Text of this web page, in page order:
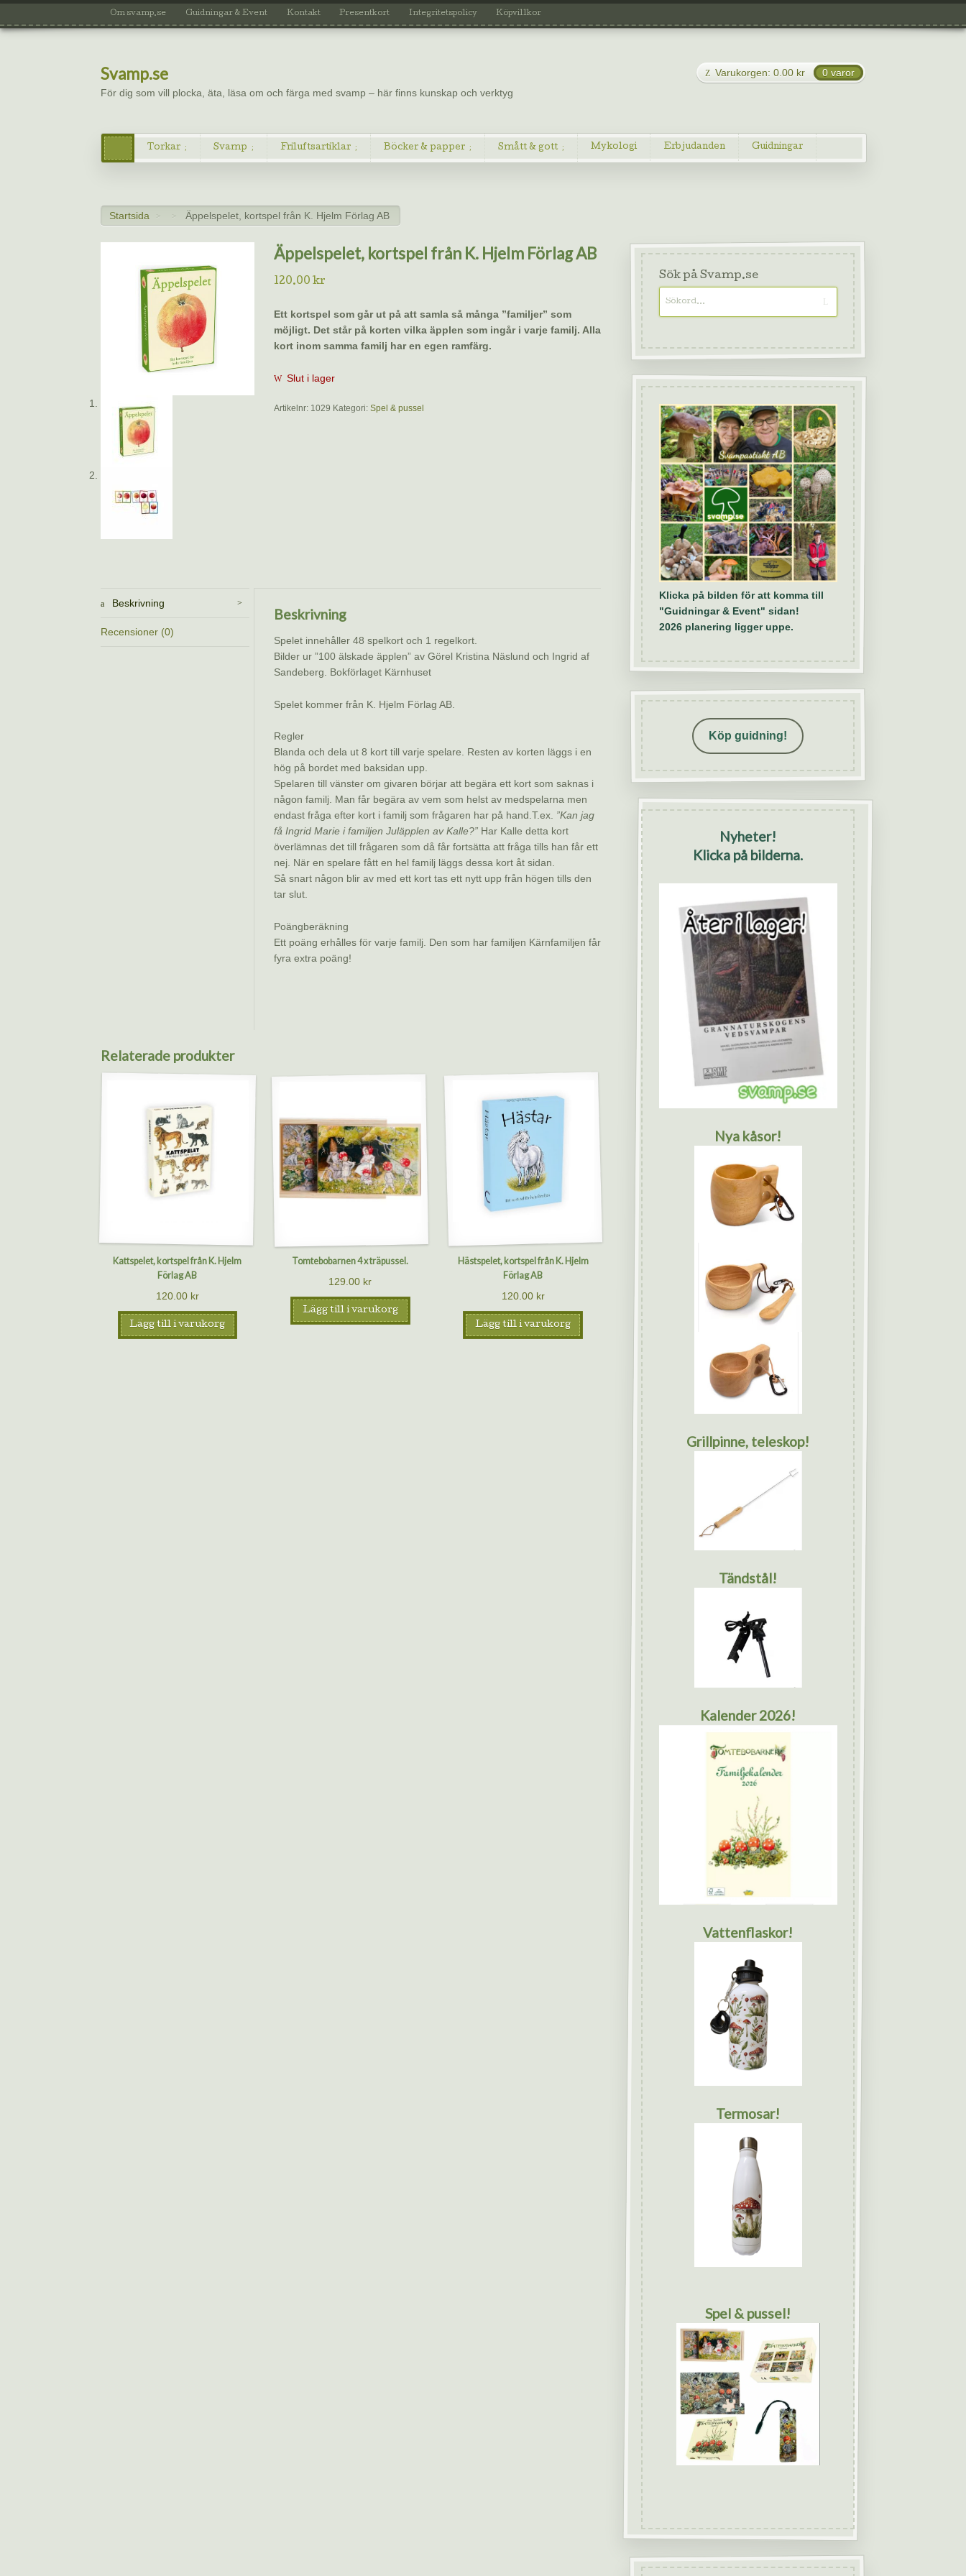
Om svamp.se Guidningar & Event Kontakt Presentkort Integritetspolicy Köpvillkor
Svamp.se
För dig som vill plocka, äta, läsa om och färga med svamp – här finns kunskap och verktyg
Varukorgen: 0.00 kr 0 varor
Torkar Svamp Friluftsartiklar Böcker & papper Smått & gott Mykologi Erbjudanden Guidningar
Startsida > > Äppelspelet, kortspel från K. Hjelm Förlag AB
Äppelspelet, kortspel från K. Hjelm Förlag AB
120.00 kr
Ett kortspel som går ut på att samla så många ”familjer” som
möjligt. Det står på korten vilka äpplen som ingår i varje familj. Alla
kort inom samma familj har en egen ramfärg.
Slut i lager
Artikelnr: 1029 Kategori: Spel & pussel
Beskrivning
Recensioner (0)
Beskrivning
Spelet innehåller 48 spelkort och 1 regelkort.
Bilder ur ”100 älskade äpplen” av Görel Kristina Näslund och Ingrid af
Sandeberg. Bokförlaget Kärnhuset
Spelet kommer från K. Hjelm Förlag AB.
Regler
Blanda och dela ut 8 kort till varje spelare. Resten av korten läggs i en
hög på bordet med baksidan upp.
Spelaren till vänster om givaren börjar att begära ett kort som saknas i
någon familj. Man får begära av vem som helst av medspelarna men
endast fråga efter kort i familj som frågaren har på hand.T.ex. ”Kan jag
få Ingrid Marie i familjen Juläpplen av Kalle?”Har Kalle detta kort
överlämnas det till frågaren som då får fortsätta att fråga tills han får ett
nej. När en spelare fått en hel familj läggs dessa kort åt sidan.
Så snart någon blir av med ett kort tas ett nytt upp från högen tills den
tar slut.
Poängberäkning
Ett poäng erhålles för varje familj. Den som har familjen Kärnfamiljen får
fyra extra poäng!
Relaterade produkter
Kattspelet, kortspel från K. Hjelm
Förlag AB
120.00 kr
Lägg till i varukorg
Tomtebobarnen 4 x träpussel.
129.00 kr
Lägg till i varukorg
Hästspelet, kortspel från K. Hjelm
Förlag AB
120.00 kr
Lägg till i varukorg
Sök på Svamp.se
Klicka på bilden för att komma till
"Guidningar & Event" sidan!
2026 planering ligger uppe.
Köp guidning!
Nyheter!
Klicka på bilderna.
Nya kåsor!
Grillpinne, teleskop!
Tändstål!
Kalender 2026!
Vattenflaskor!
Termosar!
Spel & pussel!